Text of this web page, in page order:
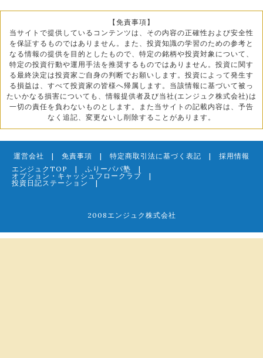
【免責事項】
当サイトで提供しているコンテンツは、その内容の正確性および安全性
を保証するものではありません。また、投資知識の学習のための参考と
なる情報の提供を目的としたもので、特定の銘柄や投資対象について、
特定の投資行動や運用手法を推奨するものではありません。投資に関す
る最終決定は投資家ご自身の判断でお願いします。投資によって発生す
る損益は、すべて投資家の皆様へ帰属します。当該情報に基づいて被っ
たいかなる損害についても、情報提供者及び当社(エンジュク株式会社)は
一切の責任を負わないものとします。また当サイトの記載内容は、予告
なく追記、変更ないし削除することがあります。
運営会社 | 免責事項 | 特定商取引法に基づく表記 | 採用情報
エンジュクTOP
| ふりーパパ塾 |
オプション・キャッシュフロークラブ |
投資日記ステーション
|
2008エンジュク株式会社